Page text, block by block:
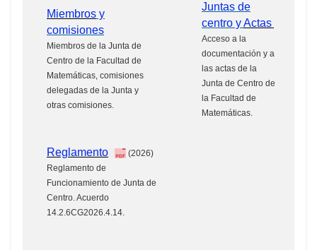
Miembros y
comisiones
Miembros de la Junta de
Centro de la Facultad de
Matemáticas, comisiones
delegadas de la Junta y
otras comisiones.
Juntas de
centro yActas
Acceso a la
documentación y a
las actas de la
Junta de Centro de
la Facultad de
Matemáticas.
Reglamento
(2026)
Reglamento de
Funcionamiento de Junta de
Centro. Acuerdo
14.2.6CG2026.4.14.